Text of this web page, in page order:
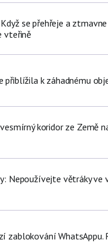
se přehřeje a
vteřině
přiblížila k záhadnému
koridor ze Země
Nepoužívejte větráky ve
zablokování